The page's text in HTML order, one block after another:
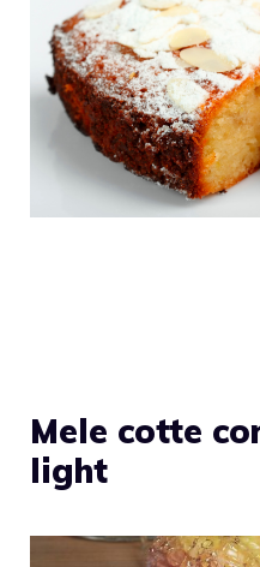
Mele cotte
light